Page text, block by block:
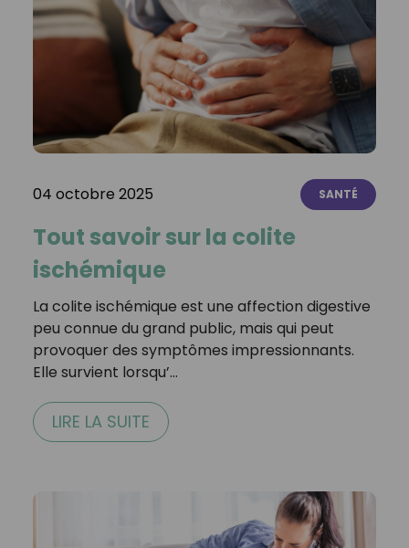
04 octobre 2025 SANTÉ
Tout savoir sur la colite
ischémique
La colite ischémique est une affection digestive
peu connue du grand public, mais qui peut
provoquer des symptômes impressionnants.
Elle survient lorsqu’…
LIRE LA SUITE